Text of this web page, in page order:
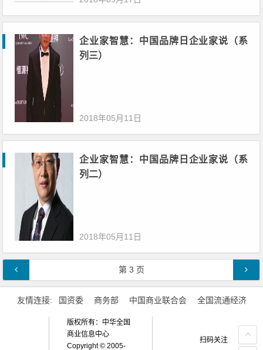
企业家智慧：中国品牌日企业家说（系
列三）
2018年05月11日
企业家智慧：中国品牌日企业家说（系
列二）
2018年05月11日
文章导航 第 3 页
友情连接: 国资委 商务部 中国商业联合会 全国流通经济
版权所有：中华全国
商业信息中心
Copyright © 2005-
扫码关注